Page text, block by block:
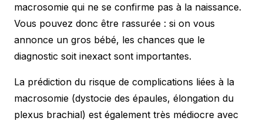
macrosomie qui ne se confirme pas à la naissance.
Vous pouvez donc être rassurée : si on vous
annonce un gros bébé, les chances que le
diagnostic soit inexact sont importantes.
La prédiction du risque de complications liées à la
macrosomie (dystocie des épaules, élongation du
plexus brachial) est également très médiocre avec